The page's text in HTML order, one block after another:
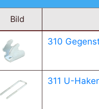
Bild
310
311 U-